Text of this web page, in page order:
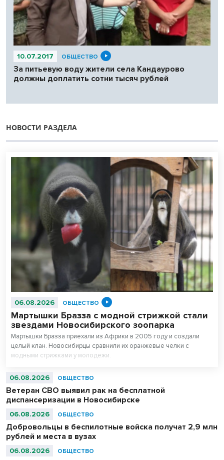
10.07.2017 ОБЩЕСТВО
За питьевую воду жители села Кандаурово
должны доплатить сотни тысяч рублей
НОВОСТИ РАЗДЕЛА
06.08.2026 ОБЩЕСТВО
Мартышки Бразза с модной стрижкой стали
звездами Новосибирского зоопарка
Мартышки Бразза приехали из Африки в 2005 году и создали
целый клан. Новосибирцы сравнили их оранжевые челки с
модными стрижками у молодежи.
06.08.2026 ОБЩЕСТВО
Ветеран СВО выявил рак на бесплатной
диспансеризации в Новосибирске
06.08.2026 ОБЩЕСТВО
Добровольцы в беспилотные войска получат 2,9 млн
рублей и места в вузах
06.08.2026 ОБЩЕСТВО